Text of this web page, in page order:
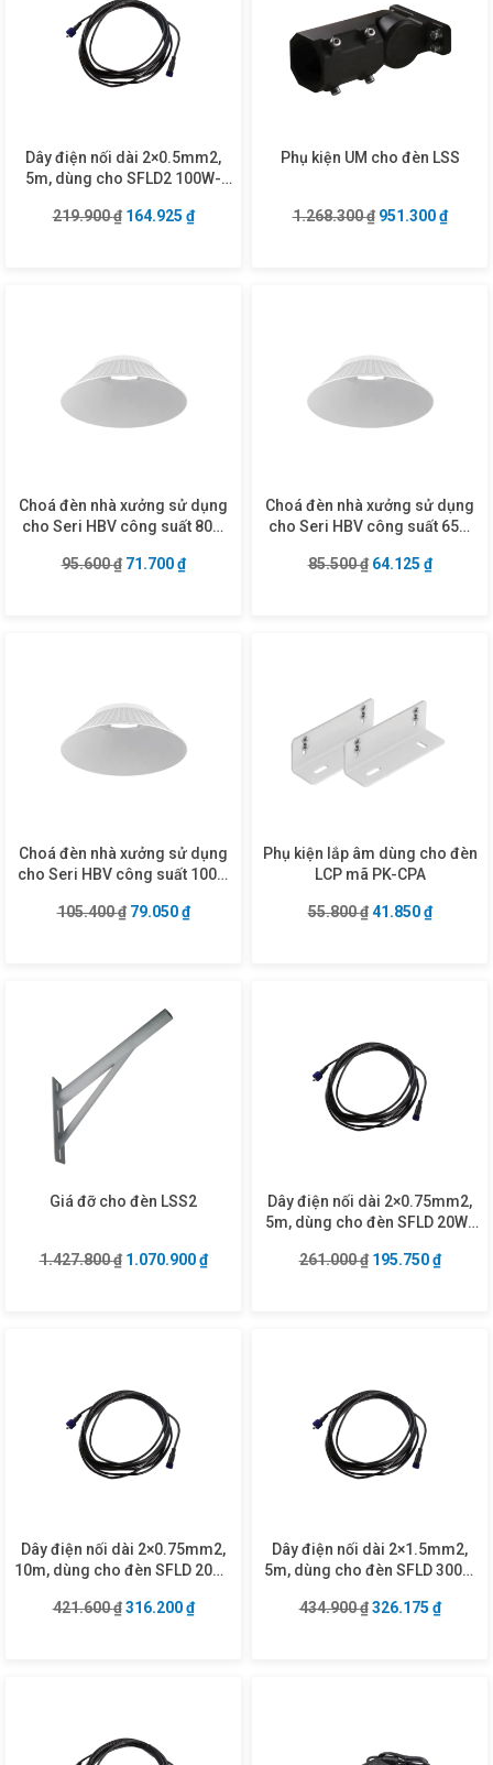
Dây điện nối dài 2×0.5mm2,
5m, dùng cho SFLD2 100W-
219.900₫ Giá gốc là: 219.900 ₫.
164.925 ₫Giá hiện tại là: 164.925 ₫.
Phụ kiện UM cho đèn LSS
1.268.300₫ Giá gốc là:
951.300₫Giá
Choá đèn nhà xưởng sử dụng
cho Seri HBV công suất 80W
95.600₫ Giá gốc là: 95.600 ₫.
71.700₫Giá hiện tại là: 71.700 ₫.
Choá đèn nhà xưởng sử dụng
cho Seri HBV công suất 65W
85.500₫ Giá gốc là:
64.125 ₫Giá hiện
Choá đèn nhà xưởng sử dụng
cho Seri HBV công suất 100W
105.400₫ Giá gốc là: 105.400 ₫.
79.050₫Giá hiện tại là: 79.050 ₫.
Phụ kiện lắp âm dùng cho đèn
LCP mã PK-CPA
55.800₫ Giá gốc là:
41.850₫Giá hiện
Giá đỡ cho đèn LSS2
1.427.800₫ Giá gốc là: 1.427.800 ₫.
1.070.900₫Giá hiện tại là: 1.070.900 ₫.
Dây điện nối dài 2×0.75mm2,
5m, dùng cho đèn SFLD 20W-
261.000₫ Giá gốc là:
195.750₫Giá
Dây điện nối dài 2×0.75mm2,
10m, dùng cho đèn SFLD 20W-
421.600₫ Giá gốc là: 421.600 ₫.
316.200₫Giá hiện tại là: 316.200 ₫.
Dây điện nối dài 2×1.5mm2,
5m, dùng cho đèn SFLD 300W
434.900₫ Giá gốc là:
326.175 ₫Giá